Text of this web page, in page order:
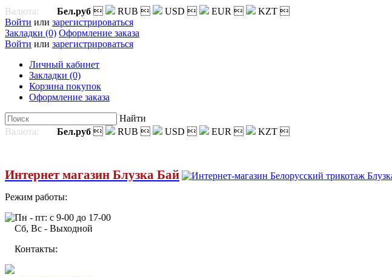
Валюта: Бел.руб  RUB  USD  EUR  KZT 
Войти или зарегистрироваться
Закладки (0) Оформление заказа
Войти или зарегистрироваться
Личный кабинет
Закладки (0)
Корзина покупок
Оформление заказа
Найти
Валюта:
Бел.руб  RUB  USD  EUR  KZT 
Интернет магазин Блузка Бай
Режим работы:
Пн - пт: с 9-00 до 17-00
Сб, Вс - Выходной
Контакты: